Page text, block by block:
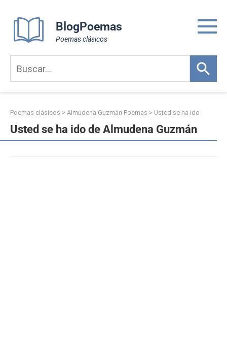
content
BlogPoemas
Poemas clásicos
Poemas clásicos > Almudena Guzmán Poemas > Usted se ha ido
Usted se ha ido de Almudena Guzmán